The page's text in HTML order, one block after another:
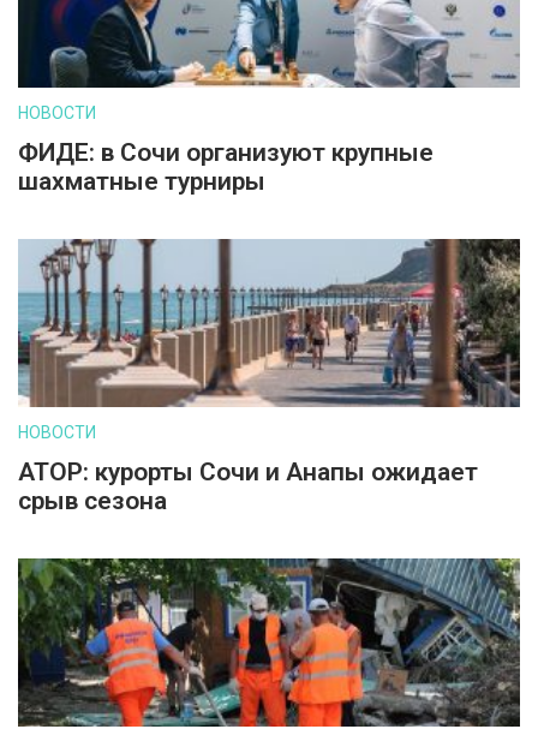
НОВОСТИ
ФИДЕ: в Сочи организуют крупные
шахматные турниры
НОВОСТИ
АТОР: курорты Сочи и Анапы ожидает
срыв сезона